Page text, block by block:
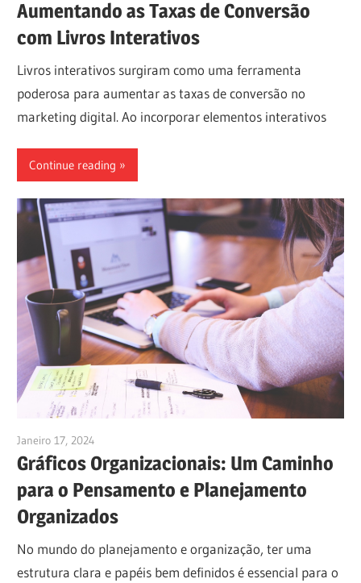
Aumentando as Taxas de Conversão
com Livros Interativos
Livros interativos surgiram como uma ferramenta
poderosa para aumentar as taxas de conversão no
marketing digital. Ao incorporar elementos interativos
Continue reading
Janeiro 17, 2024
Gráficos Organizacionais: Um Caminho
para o Pensamento e Planejamento
Organizados
No mundo do planejamento e organização, ter uma
estrutura clara e papéis bem definidos é essencial para o